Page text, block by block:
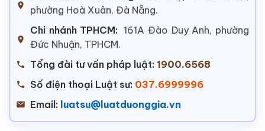
phường Hoà Xuân, Đà Nẵng.
Chi nhánh TPHCM: 161A Đào Duy Anh, phường
Đức Nhuận, TPHCM.
Tổng đài tư vấn pháp luật: 1900.6568
Số điện thoại Luật sư: 037.6999996
Email: luatsu@luatduonggia.vn